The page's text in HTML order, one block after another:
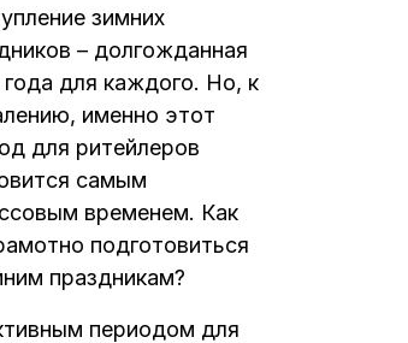
зимних
– долгожданная
года для каждого. Но, к
именно этот
для ритейлеров
самым
временем. Как
подготовиться
праздникам?
периодом для